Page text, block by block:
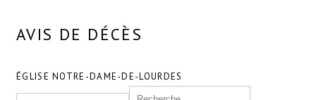
AVIS DE DÉCÈS
ÉGLISE NOTRE-DAME-DE-LOURDES